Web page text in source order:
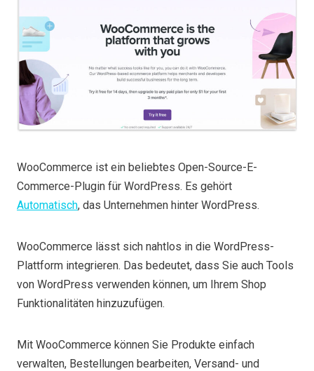
WooCommerce ist ein beliebtes Open-Source-E-
Commerce-Plugin für WordPress. Es gehört
Automatisch, das Unternehmen hinter WordPress.
WooCommerce lässt sich nahtlos in die WordPress-
Plattform integrieren. Das bedeutet, dass Sie auch Tools
von WordPress verwenden können, um Ihrem Shop
Funktionalitäten hinzuzufügen.
Mit WooCommerce können Sie Produkte einfach
verwalten, Bestellungen bearbeiten, Versand- und